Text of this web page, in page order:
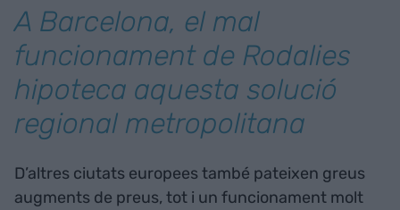
A Barcelona, el mal
funcionament de Rodalies
hipoteca aquesta solució
regional metropolitana
D’altres ciutats europees també pateixen greus
augments de preus, tot i un funcionament molt